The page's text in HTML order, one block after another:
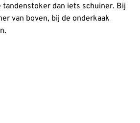
tandenstoker dan iets schuiner. Bij
van boven, bij de onderkaak